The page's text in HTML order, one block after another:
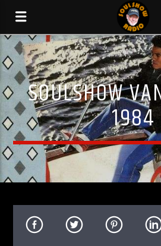
HUIDIG NUMMER
SOULSHOW
1984